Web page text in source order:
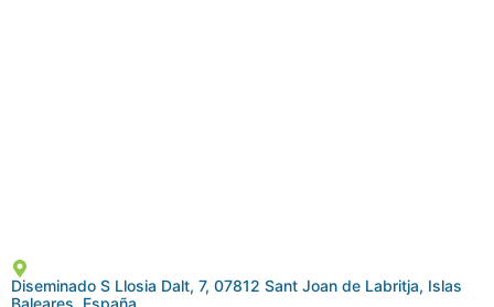
Diseminado S Llosia Dalt, 7, 07812 Sant Joan de Labritja, Islas